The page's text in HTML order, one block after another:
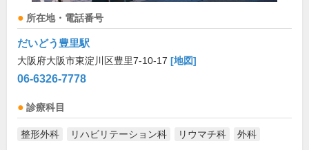
所在地・電話番号
だいどう豊里駅
大阪府大阪市東淀川区豊里7-10-17 [地図]
06-6326-7778
診療科目
整形外科 リハビリテーション科 リウマチ科 外科